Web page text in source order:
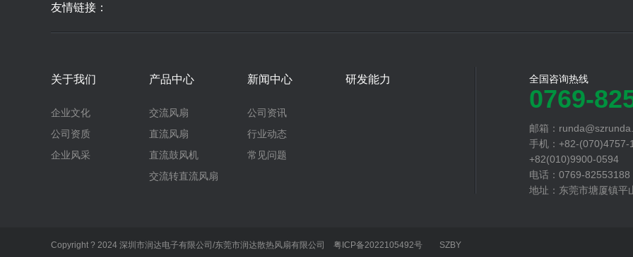
友情链接：
关于我们
企业文化
公司资质
企业风采
产品中心
交流风扇
直流风扇
直流鼓风机
交流转直流风扇
新闻中心
公司资讯
行业动态
常见问题
研发能力 全国咨询热线
0769-
邮箱：
手机：+82-(070)4757-
+82(010)9900-0594
电话：0769-82553188
地址：东莞市塘厦镇平
Copyright ? 2024 深圳市润达电子有限公司/东莞市润达散热风扇有限公司 粤ICP备2022105492号 SZBY